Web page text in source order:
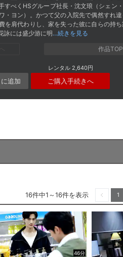
すべくHSグループ社長・沈文琅（シェン
・ヨン）。かつて父の入院先で偶然すれ
を肩代わりし、家を失った彼に自らの持
詠には盛少游に明…続きを見る
作品
レンタル 2,640円
ご購入手続きへ
16件中1～16件を表示 1
46分